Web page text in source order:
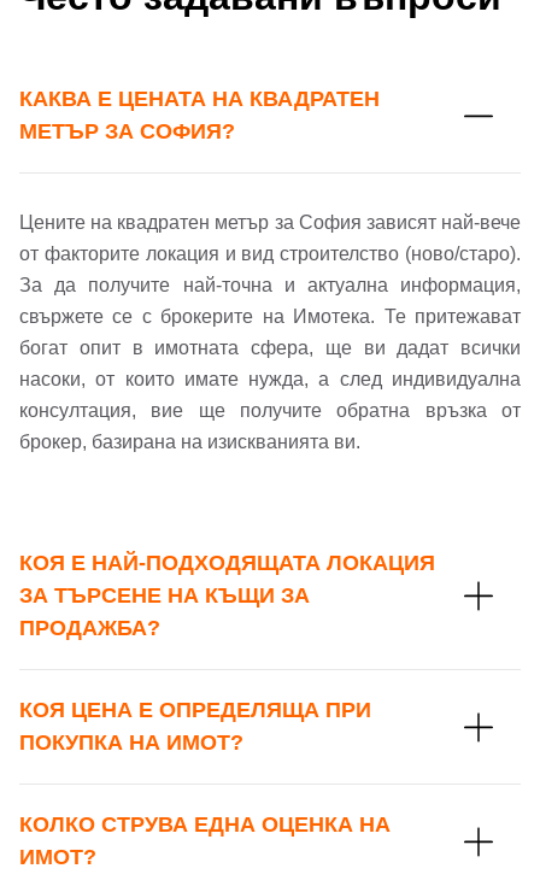
КАКВА Е ЦЕНАТА НА КВАДРАТЕН
МЕТЪР ЗА СОФИЯ?
Цените на квадратен метър за София зависят най-вече
от факторите локация и вид строителство (ново/старо).
За да получите най-точна и актуална информация,
свържете се с брокерите на Имотека. Те притежават
богат опит в имотната сфера, ще ви дадат всички
насоки, от които имате нужда, а след индивидуална
консултация, вие ще получите обратна връзка от
брокер, базирана на изискванията ви.
КОЯ Е НАЙ-ПОДХОДЯЩАТА ЛОКАЦИЯ
ЗА ТЪРСЕНЕ НА КЪЩИ ЗА
ПРОДАЖБА?
КОЯ ЦЕНА Е ОПРЕДЕЛЯЩА ПРИ
ПОКУПКА НА ИМОТ?
КОЛКО СТРУВА ЕДНА ОЦЕНКА НА
ИМОТ?